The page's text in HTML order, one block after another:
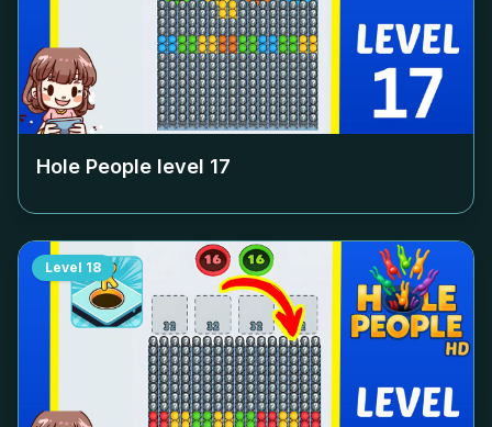
Hole People level 17
Level 18